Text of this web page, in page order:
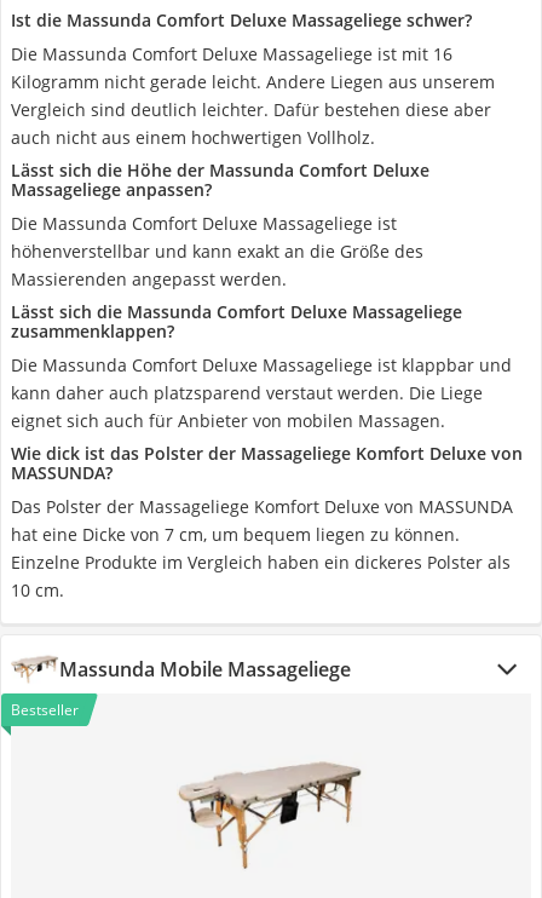
Ist die Massunda Comfort Deluxe Massageliege schwer?
Die Massunda Comfort Deluxe Massageliege ist mit 16
Kilogramm nicht gerade leicht. Andere Liegen aus unserem
Vergleich sind deutlich leichter. Dafür bestehen diese aber
auch nicht aus einem hochwertigen Vollholz.
Lässt sich die Höhe der Massunda Comfort Deluxe
Massageliege anpassen?
Die Massunda Comfort Deluxe Massageliege ist
höhenverstellbar und kann exakt an die Größe des
Massierenden angepasst werden.
Lässt sich die Massunda Comfort Deluxe Massageliege
zusammenklappen?
Die Massunda Comfort Deluxe Massageliege ist klappbar und
kann daher auch platzsparend verstaut werden. Die Liege
eignet sich auch für Anbieter von mobilen Massagen.
Wie dick ist das Polster der Massageliege Komfort Deluxe von
MASSUNDA?
Das Polster der Massageliege Komfort Deluxe von MASSUNDA
hat eine Dicke von 7 cm, um bequem liegen zu können.
Einzelne Produkte im Vergleich haben ein dickeres Polster als
10 cm.
Massunda Mobile Massageliege
Bestseller